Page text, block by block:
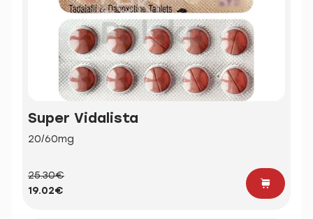
Super Vidalista
20/60mg
25.30€
19.02€